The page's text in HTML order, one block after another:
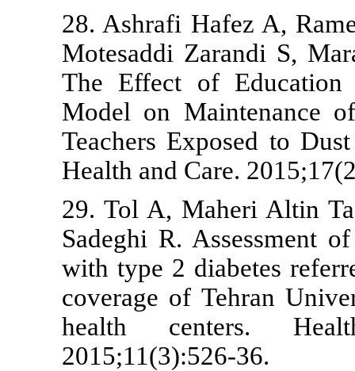
28. Ashrafi
Motesaddi
The Effect
Model on
Teachers
Health and
29. Tol A,
Sadeghi R.
with type 2
coverage of
health